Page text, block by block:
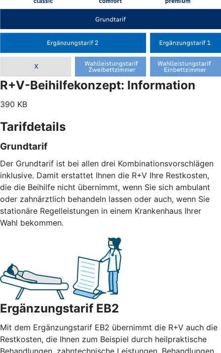
R+V-Beihilfekonzept: Information
390 KB
Tarifdetails
Grundtarif
Der Grundtarif ist bei allen drei Kombinationsvorschlägen
inklusive. Damit erstattet Ihnen die R+V Ihre Restkosten,
die die Beihilfe nicht übernimmt, wenn Sie sich ambulant
oder zahnärztlich behandeln lassen oder auch, wenn Sie
stationäre Regelleistungen in einem Krankenhaus Ihrer
Wahl bekommen.
Ergänzungstarif EB2
Mit dem Ergänzungstarif EB2 übernimmt die R+V auch die
Restkosten, die Ihnen zum Beispiel durch heilpraktische